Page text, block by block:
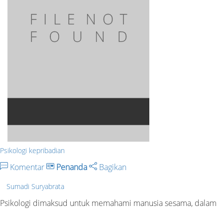
Psikologi kepribadian
Komentar Penanda Bagikan
Sumadi Suryabrata
Psikologi dimaksud untuk memahami manusia sesama, dalam